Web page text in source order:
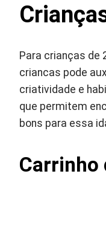
Para crianças de
criancas pode
criatividade e
que permitem
bons para essa
Carrinho